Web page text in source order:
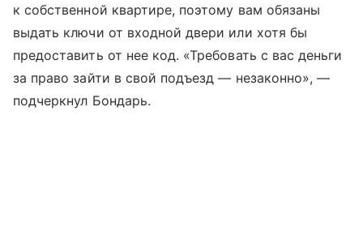
к собственной квартире, поэтому вам обязаны
выдать ключи от входной двери или хотя бы
предоставить от нее код. «Требовать с вас деньги
за право зайти в свой подъезд — незаконно», —
подчеркнул Бондарь.